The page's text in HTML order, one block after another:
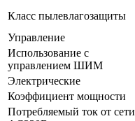
Класс пылевлагозащиты
Управление
Использование с
управлением ШИМ
Электрические
Коэффициент мощности
Потребляемый ток от сети